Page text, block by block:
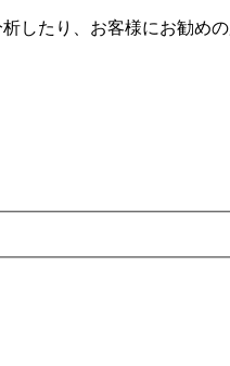
したり、お客様にお勧め